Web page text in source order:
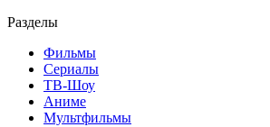
Разделы
Фильмы
Сериалы
ТВ-Шоу
Аниме
Мультфильмы